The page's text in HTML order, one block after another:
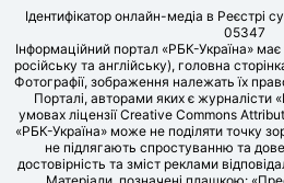
Ідентифікатор онлайн-медіа в Реєстрі
05347
Інформаційний портал «РБК-Україна»
російську та англійську), головна
Фотографії, зображення належать їх
Порталі, авторами яких є журналісти
умовах ліцензії Creative Commons
«РБК-Україна» може не поділяти точку
не підлягають спростуванню та
достовірність та зміст реклами